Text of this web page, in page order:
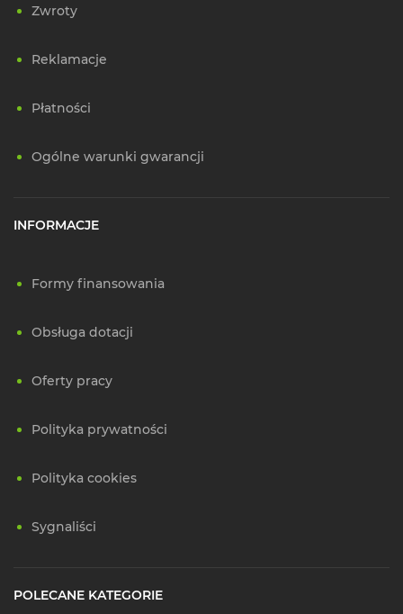
Zwroty
Reklamacje
Płatności
Ogólne warunki gwarancji
INFORMACJE
Formy finansowania
Obsługa dotacji
Oferty pracy
Polityka prywatności
Polityka cookies
Sygnaliści
POLECANE KATEGORIE